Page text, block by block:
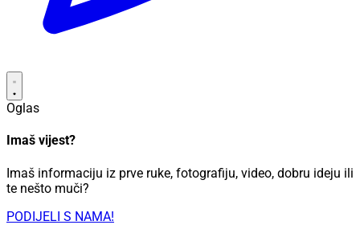
Oglas
Imaš vijest?
Imaš informaciju iz prve ruke, fotografiju, video, dobru ideju ili
te nešto muči?
PODIJELI S NAMA!